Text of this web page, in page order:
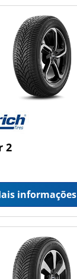
2
informações